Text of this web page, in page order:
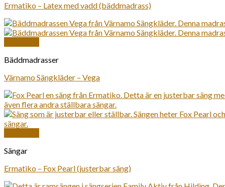
Ermatiko – Latex med vadd (bäddmadrass)
Bäddmadrasser
Värnamo Sängkläder – Vega
Sängar
Ermatiko – Fox Pearl (justerbar säng)